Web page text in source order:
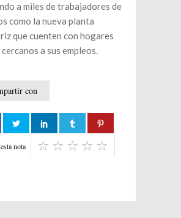
a miles de trabajadores de
como la nueva planta
que cuenten con hogares
a sus empleos.
con
nota